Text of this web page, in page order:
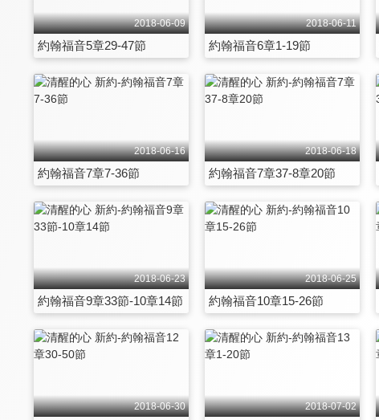
2018-06-09
約翰福音5章29-47節
2018-06-11
約翰福音6章1-19節
2018-06-16
約翰福音7章7-36節
2018-06-18
約翰福音7章37-8章20節
2018-06-23
約翰福音9章33節-10章14節
2018-06-25
約翰福音10章15-26節
2018-06-30 2018-07-02